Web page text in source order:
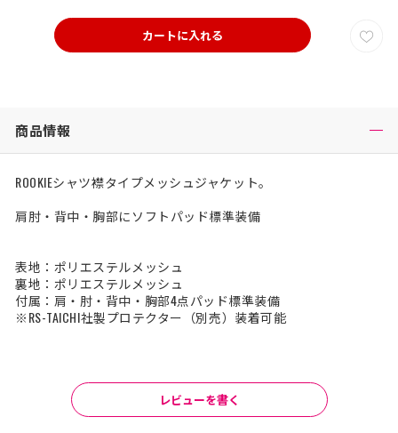
カートに入れる
商品情報
ROOKIEシャツ襟タイプメッシュジャケット。
肩肘・背中・胸部にソフトパッド標準装備
表地：ポリエステルメッシュ
裏地：ポリエステルメッシュ
付属：肩・肘・背中・胸部4点パッド標準装備
※RS-TAICHI社製プロテクター（別売）装着可能
レビューを書く